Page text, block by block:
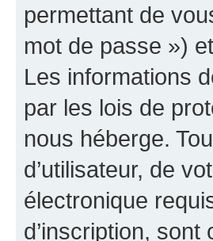
permettant de
mot de passe »)
Les informations
par les lois de
nous héberge.
d’utilisateur, de
électronique
d’inscription,